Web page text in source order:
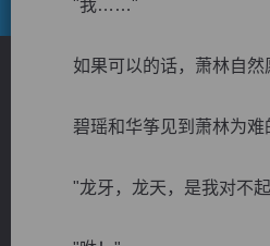
"我……"
如果可以的话，萧林自然
碧瑶和华筝见到萧林为难
"龙牙，龙天，是我对不起